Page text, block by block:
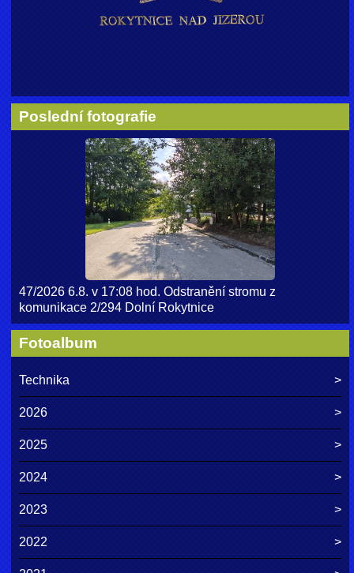
Poslední fotografie
47/2026 6.8. v 17:08 hod. Odstranění stromu z
komunikace 2/294 Dolní Rokytnice
Fotoalbum
Technika
2026
2025
2024
2023
2022